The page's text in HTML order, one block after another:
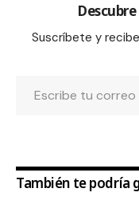
Suscríbete y
También te podría